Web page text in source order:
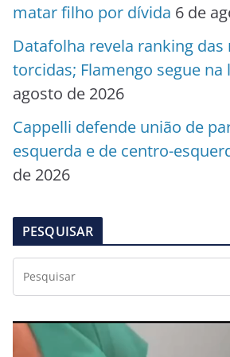
matar filho por dívida 6 de
Datafolha revela ranking das
torcidas; Flamengo segue na
agosto de 2026
Cappelli defende união de
esquerda e de centro-
de 2026
PESQUISAR